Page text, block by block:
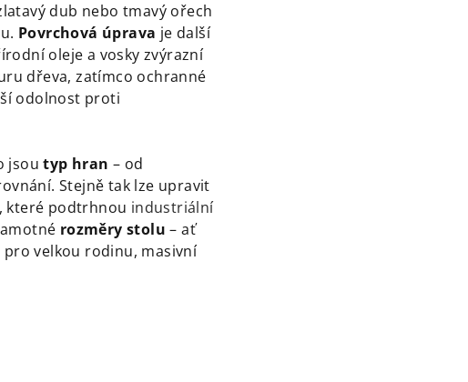
dub nebo tmavý ořech
Povrchová úprava je další
oleje a vosky zvýrazní
dřeva, zatímco ochranné
odolnost proti
jsoutyp hran – od
Stejně tak lze upravit
které podtrhnou industriální
rozměry stolu – ať
velkou rodinu, masivní